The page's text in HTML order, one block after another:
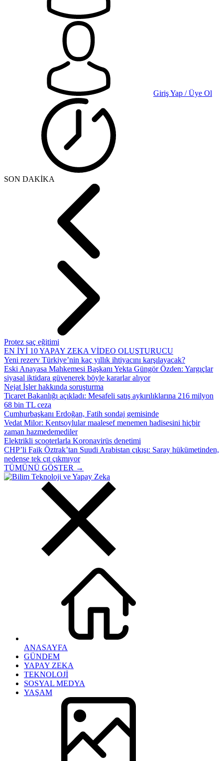
Giriş Yap / Üye Ol
SON DAKİKA
Protez saç eğitimi
EN İYİ 10 YAPAY ZEKA VİDEO OLUŞTURUCU
Yeni rezerv Türkiye’nin kaç yıllık ihtiyacını karşılayacak?
Eski Anayasa Mahkemesi Başkanı Yekta Güngör Özden: Yargıçlar
siyasal iktidara güvenerek böyle kararlar alıyor
Nejat İşler hakkında soruşturma
Ticaret Bakanlığı açıkladı: Mesafeli satış aykırılıklarına 216 milyon
68 bin TL ceza
Cumhurbaşkanı Erdoğan, Fatih sondaj gemisinde
Vedat Milor: Kentsoylular maalesef menemen hadisesini hiçbir
zaman hazmedemediler
Elektrikli scooterlarla Koronavirüs denetimi
CHP’li Faik Öztrak’tan Suudi Arabistan çıkışı: Saray hükümetinden,
nedense tek çıt çıkmıyor
TÜMÜNÜ GÖSTER →
ANASAYFA
GÜNDEM
YAPAY ZEKA
TEKNOLOJİ
SOSYAL MEDYA
YAŞAM